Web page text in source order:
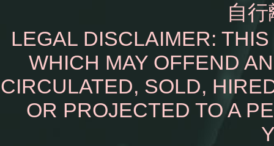
自
LEGAL DISCLAIMER:
WHICH MAY OFFEND
CIRCULATED, SOLD,
OR PROJECTED TO A